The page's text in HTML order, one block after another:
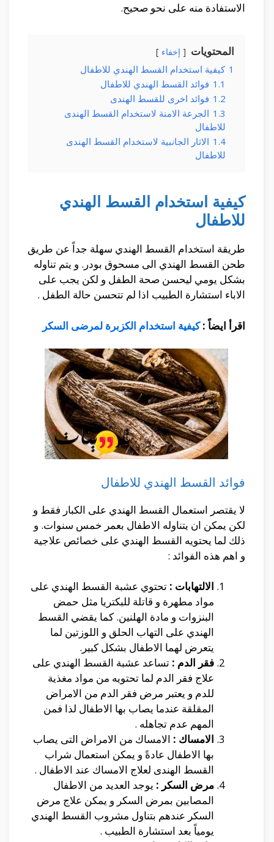
الاستفادة منه على نحو صحيح.
المحتويات إخفاء
1 كيفية استخدام القسط الهندي للاطفال
1.1 فوائد القسط الهندي للاطفال
1.2 فوائد اخرى للقسط الهندى
1.3 الجرعة الامنة لاستخدام القسط الهندى
للاطفال
1.4 الاثار الجانبية لاستخدام القسط الهندى
للاطفال
كيفية استخدام القسط الهندي
للاطفال
طريقة استخدام القسط الهندي سهلة جداً عن طريق
طحن القسط الهندي الى مسحوق بودر. و يتم تناوله
بشكل يومي ليحسن صحة الطفل و لكن يجب على
الاباء استشارة الطبيب اذا لم تتحسن حالة الطفل .
اقرأ ايضاً :كيفية استخدام الكزبرة لمرضى السكر
فوائد القسط الهندي للاطفال
لا يقتصر استعمال القسط الهندي على الكبار فقط و
لكن يمكن ان يتناوله الاطفال بعمر خمس سنوات. و
ذلك لما يحتويه القسط الهندي على خصائص علاجية
و اهم هذه الفوائد :
الالتهابات : تحتوي عشبة القسط الهندي على
مواد مطهرة و قاتلة للبكتريا مثل حمض
البنزوات و مادة الهلنين. كما يقضي القسط
الهندي على التهاب الحلق و اللوزتين لما
يتعرض لهما الاطفال بشكل كبير.
فقر الدم : تساعد عشبة القسط الهندي على
علاج فقر الدم لما تحتويه من مواد مغذية
للدم و يعتبر مرض فقر الدم من الامراض
المقلقة عندما يصاب بها الاطفال لذا فمن
المهم عدم تجاهله .
الامساك : الامساك من الامراض التى يصاب
بها الاطفال عادةً و يمكن استعمال شراب
القسط الهندى لعلاج الامساك عند الاطفال .
مرض السكر : يوجد العديد من الاطفال
المصابين بمرض السكر و يمكن علاج مرض
السكر عندهم بتناول مشروب القسط الهندي
يومياً بعد استشارة الطبيب .